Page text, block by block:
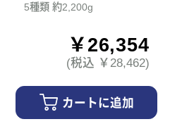
ト 15
5種類 約2,200g
￥26,354
(税込 ￥28,462)
カートに追加